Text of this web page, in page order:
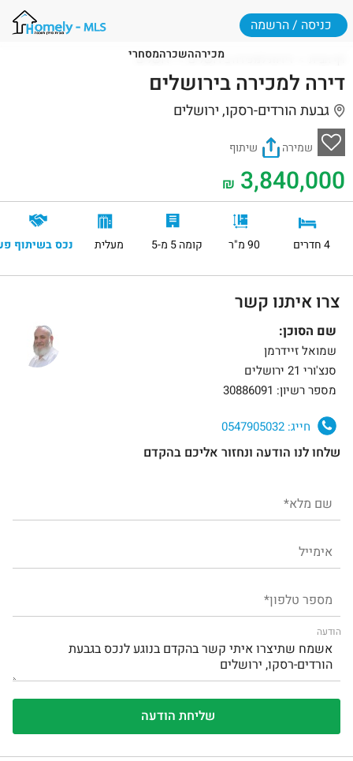
מכירההשכרהמסחרי
כניסה / הרשמה
דירות למכירה בירושלים ירושלים
דירה למכירה בירושלים
גבעת הורדים-רסקו, ירושלים
שמירה שיתוף
3,840,000
₪
4 חדרים 90 מ"ר קומה 5 מ-5 מעלית נכס בשיתוף
צרו איתנו קשר
שם הסוכן:
שמואל זיידרמן
סנצ'ורי 21 ירושלים
מספר רשיון: 30886091
חייג:
שלחו לנו הודעה ונחזור אליכם בהקדם
הודעה